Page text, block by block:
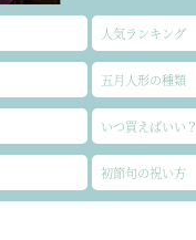
人気ランキング
五月人形の種類
いつ買えばいい？
初節句の祝い方